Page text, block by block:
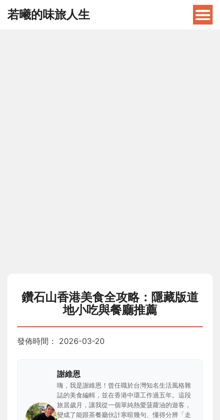
若曦的味旅人生
鑽石山香港美食全攻略：隱藏版道
地小吃與餐廳推薦
發佈時間： 2026-03-20
謝維恩
嗨，我是謝維恩！曾任職於台灣知名生活風格雜
誌的美食編輯，並在香港中環工作過五年。這段
旅居歲月，讓我從一個單純熱愛菠蘿油的遊客，
變成了能跟茶餐廳伙計寒暄幾句、懂得分辨「走